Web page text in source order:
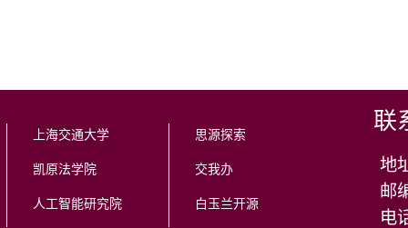
上海交通大学
凯原法学院
人工智能研究院
思源探索
交我办
白玉兰开源
联
地
邮